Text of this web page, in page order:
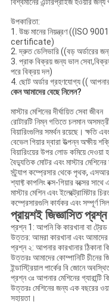
উপকারিতা:
1. উচ্চ মানের নিয়ন্ত্রণ
certificate)
2. দ্রুত ডেলিভারি ((বড় অর্ডারের
3. প্রাক বিক্রয় জন্য ভাল
পরে বিক্রয় দল)
4. ছোট অর্ডার গ্রহণযোগ্য ((
কেন আমাদের বেছে নিলেন?
মাস্টার মেশিনের দীর্ঘায়িত সেবা জীবন
রোটারটি নিম্ন গতিতে চলমান
বিয়ারিংগুলির সমর্থন রয়েছে। ক্ষতি
বেভেল গিয়ার দ্বারা উত্পন্ন অক্ষীয়
বিয়ারিংয়ের উপর লোড কমিয়ে দেওয়া
বৈদ্যুতিক মোটর এবং মাস্টার
স্ট্র্যাপ কম্প্রেসার থেকে পৃথক,
শ্যাফ্ট কাপলিং বক্স-গিয়ার বক্সের
মাস্টার মেশিন এবং ইলেক্ট্রোমিটার
কম্প্রেসারগুলি কার্যকর এবং সম্পূর্ণ
প্রায়শই জিজ্ঞাসিত প্রশ্ন
প্রশ্ন 1: আপনি কি কারখানা বা ট্রেড
উত্তর: আমরা কারখানা এবং আমাদের
প্রশ্ন ২: আপনার কারখানার ঠিকানা
উত্তরঃ আমাদের কোম্পানিটি চীনের
ইন্ডাস্ট্রিয়াল পার্কের বি জোনে
প্রশ্ন ৩ঃ আপনার মেশিনের গ্যারান্টি
উত্তরঃ মেশিনের জন্য এক বছরের
সহায়তা।